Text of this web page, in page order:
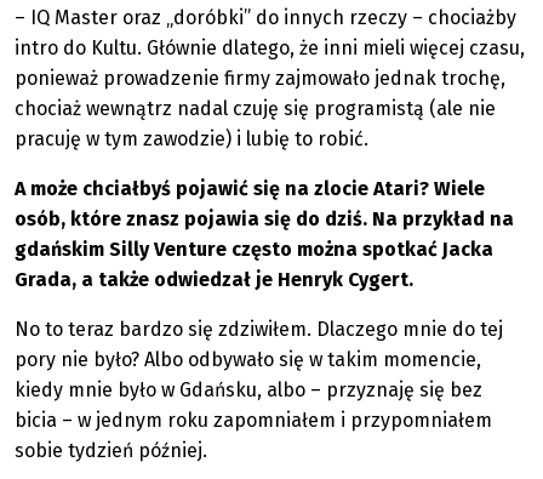
– IQ Master oraz „doróbki” do innych rzeczy – chociażby
intro do Kultu. Głównie dlatego, że inni mieli więcej czasu,
ponieważ prowadzenie firmy zajmowało jednak trochę,
chociaż wewnątrz nadal czuję się programistą (ale nie
pracuję w tym zawodzie) i lubię to robić.
A może chciałbyś pojawić się na zlocie Atari? Wiele
osób, które znasz pojawia się do dziś. Na przykład na
gdańskim Silly Venture często można spotkać Jacka
Grada, a także odwiedzał je Henryk Cygert.
No to teraz bardzo się zdziwiłem. Dlaczego mnie do tej
pory nie było? Albo odbywało się w takim momencie,
kiedy mnie było w Gdańsku, albo – przyznaję się bez
bicia – w jednym roku zapomniałem i przypomniałem
sobie tydzień później.